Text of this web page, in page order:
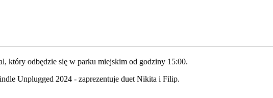
który odbędzie się w parku miejskim od godziny 15:00.
Unplugged 2024 - zaprezentuje duet Nikita i Filip.